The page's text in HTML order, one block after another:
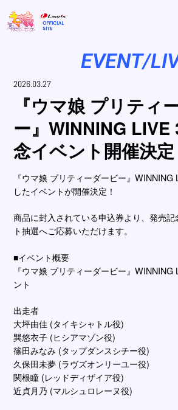
EVENT/
2026.03.27
『ウマ娘 プリティ
ー』WINNING LIVE
念イベント開催決定
『ウマ娘 プリティーダービー』
したイベントが開催決定！
商品に封入されている申込券より、発売記
ト抽選へご応募いただけます。
■イベント概要
『ウマ娘 プリティーダービー』
ント
出走者
大坪由佳 (タイキシャトル役)
巽悠衣子 (ヒシアマゾン役)
篠田みなみ (タップダンスシチー役)
久保田未夢 (ラヴズオンリーユー役)
関根瞳 (レッドディザイア役)
近貞月乃 (マルシュロレーヌ役)